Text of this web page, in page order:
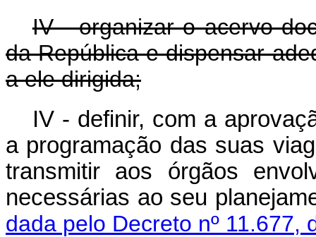
IV - organizar o acervo
da República e dispensar
a ele dirigida;
IV - definir, com a
a programação das suas
transmitir aos órgãos
necessárias ao seu
dada pelo Decreto nº 11.677,